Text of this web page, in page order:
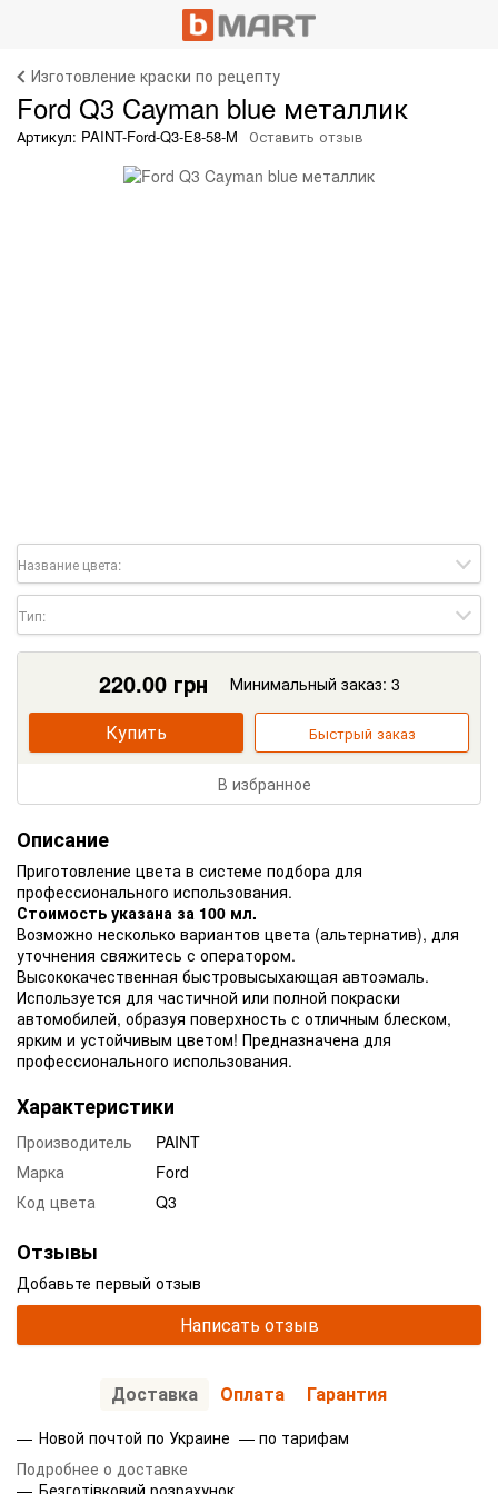
Изготовление краски по рецепту
Ford Q3 Cayman blue металлик
Артикул: PAINT-Ford-Q3-E8-58-M Оставить отзыв
Название цвета:
Тип:
220.00грн Минимальный заказ: 3
Купить Быстрый заказ
В избранное
Описание
Приготовление цвета в системе подбора для
профессионального использования.
Стоимость указана за 100 мл.
Возможно несколько вариантов цвета (альтернатив), для
уточнения свяжитесь с оператором.
Высококачественная быстровысыхающая автоэмаль.
Используется для частичной или полной покраски
автомобилей, образуя поверхность с отличным блеском,
ярким и устойчивым цветом! Предназначена для
профессионального использования.
Характеристики
Производитель
PAINT
Марка
Ford
Код цвета
Q3
Отзывы
Добавьте первый отзыв
Написать отзыв
Доставка Оплата Гарантия
Новой почтой по Украине — по тарифам
Подробнее о доставке
Безготівковий розрахунок